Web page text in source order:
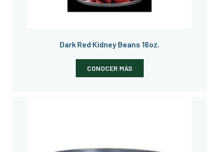
Dark Red Kidney Beans 16oz.
CONOCER MÁS